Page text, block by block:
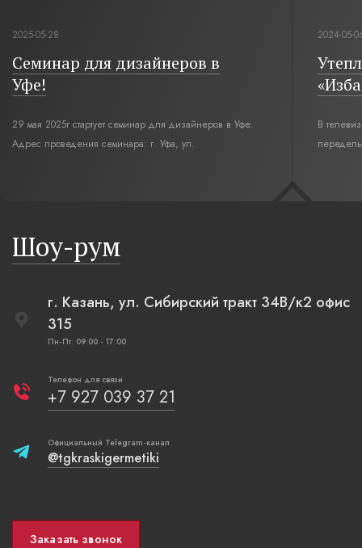
2025-05-28
Семинар для дизайнеров в
Уфе!
29 мая 2025г стартует семинар для дизайнеров в Уфе.
Адрес проведения семинара: г. Уфа, ул.
2024-05-
В
Шоу-рум
г. Казань, ул. Сибирский тракт 34В/к2 офис
315
Пн-Пт: 09:00 - 17:00
Телефон для связи
+7 927 039 37 21
Официальный Telegram-канал
@tgkraskigermetiki
Заказать звонок